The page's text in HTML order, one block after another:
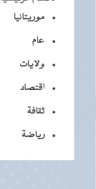
موريتانيا
عام
ولايات
اقتصاد
ثقافة
رياضة